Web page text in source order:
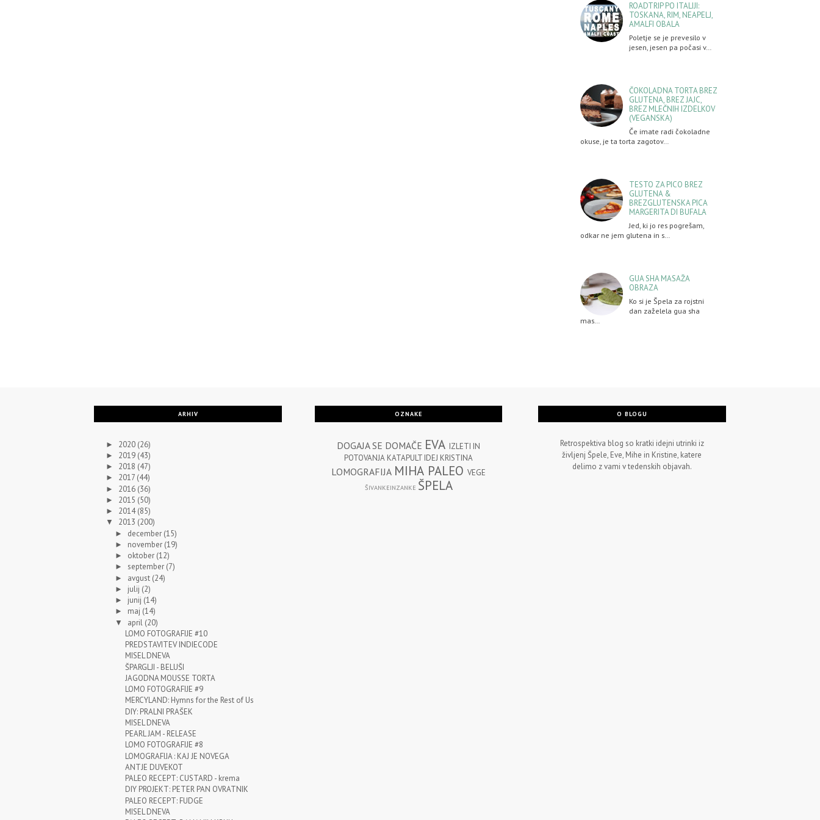
ROADTRIP PO ITALIJI:
TOSKANA, RIM, NEAPELJ,
AMALFI OBALA
Poletje se je prevesilo v
jesen, jesen pa počasi v…
ČOKOLADNA TORTA BREZ
GLUTENA, BREZ JAJC,
BREZ MLEČNIH IZDELKOV
(VEGANSKA)
Če imate radi čokoladne
okuse, je ta torta zagotov…
TESTO ZA PICO BREZ
GLUTENA &
BREZGLUTENSKA PICA
MARGERITA DI BUFALA
Jed, ki jo res pogrešam,
odkar ne jem glutena in s…
GUA SHA MASAŽA
OBRAZA
Ko si je Špela za rojstni
dan zaželela gua sha
mas…
ARHIV
► 2020 (26)
► 2019 (43)
► 2018 (47)
► 2017 (44)
► 2016 (36)
► 2015 (50)
► 2014(85)
▼ 2013 (200)
► december (15)
► november (19)
► oktober (12)
►september (7)
► avgust (24)
► julij (2)
► junij (14)
► maj (14)
▼ april (20)
LOMO FOTOGRAFIJE #10
PREDSTAVITEV INDIECODE
MISEL DNEVA
ŠPARGLJI - BELUŠI
JAGODNA MOUSSE TORTA
LOMO FOTOGRAFIJE #9
MERCYLAND: Hymns for the Rest of Us
DIY: PRALNI PRAŠEK
MISEL DNEVA
PEARL JAM - RELEASE
LOMO FOTOGRAFIJE #8
LOMOGRAFIJA : KAJ JE NOVEGA
ANTJE DUVEKOT
PALEO RECEPT: CUSTARD - krema
DIY PROJEKT: PETER PAN OVRATNIK
PALEO RECEPT: FUDGE
MISEL DNEVA
OZNAKE
DOGAJA SE DOMAČE EVA IZLETI IN
POTOVANJA KATAPULT IDEJ KRISTINA
LOMOGRAFIJA MIHA PALEO VEGE
ŠIVANKEINZANKE ŠPELA
O BLOGU
Retrospektiva blog so kratki idejni utrinki iz
življenj Špele, Eve, Mihe in Kristine, katere
delimo z vami v tedenskih objavah.